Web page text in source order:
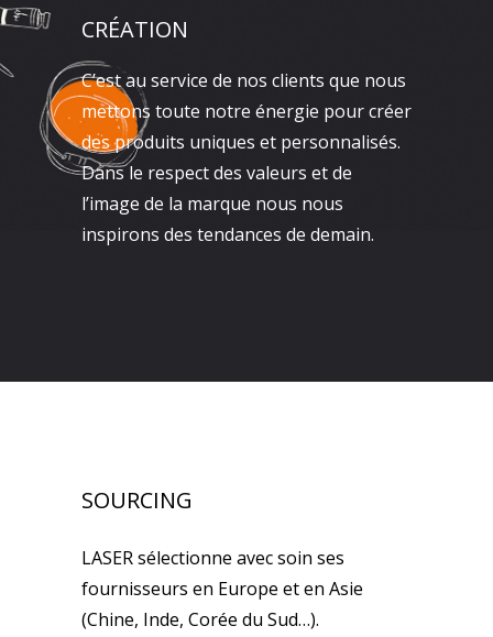
CRÉATION
C’est au service de nos clients que nous
mettons toute notre énergie pour créer
des produits uniques et personnalisés.
Dans le respect des valeurs et de
l’image de la marque nous nous
inspirons des tendances de demain.
SOURCING
LASER sélectionne avec soin ses
fournisseurs en Europe et en Asie
(Chine, Inde, Corée du Sud…).